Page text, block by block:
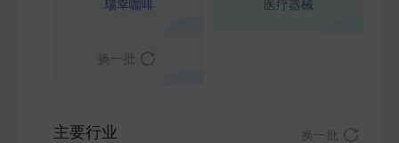
瑞幸咖啡 医疗器械
换一批
主要行业 换一批